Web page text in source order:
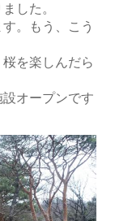
した。
。もう、こう
を楽しんだら
オープンです